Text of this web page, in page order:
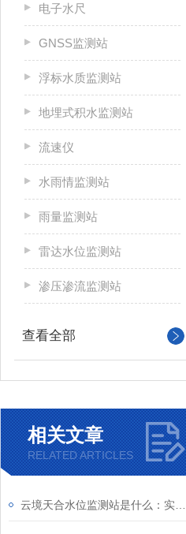
电子水尺
GNSS监测站
浮标水质监测站
地埋式积水监测站
流速仪
水雨情监测站
雨量监测站
雷达水位监测站
渗压渗流监测站
查看全部
相关文章
RELATED ARTICLES